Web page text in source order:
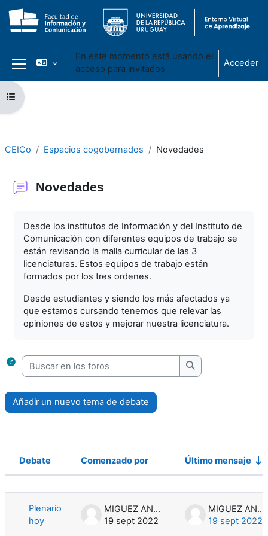
Salta al contenido principal
Panel lateral
En este momento está usando el
acceso para invitados
Acceder
Abrir índice del curso
CEICo Espacios cogobernados Novedades
Novedades
Desde los institutos de Información y del Instituto de
Comunicación con diferentes equipos de trabajo se
están revisando la malla curricular de las 3
licenciaturas. Estos equipos de trabajo están
formados por los tres ordenes.
Desde estudiantes y siendo los más afectados ya
que estamos cursando tenemos que relevar las
opiniones de estos y mejorar nuestra licenciatura.
Buscar en los foros
Buscar en los
Añadir un nuevo tema de debate
Estado
Debate Comenzado por Último mensaje
Plenario
hoy
MIGUEZ ANNA
19 sept 2022
MIGUEZ ANNA
19 sept 2022